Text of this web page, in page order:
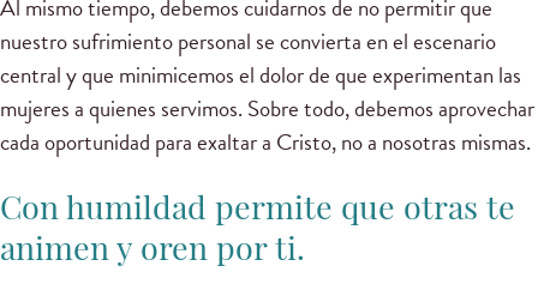
Al mismo tiempo, debemos cuidarnos de no permitir que
nuestro sufrimiento personal se convierta en el escenario
central y que minimicemos el dolor de que experimentan las
mujeres a quienes servimos. Sobre todo, debemos aprovechar
cada oportunidad para exaltar a Cristo, no a nosotras mismas.
Con humildad permite que otras te
animen y oren por ti.